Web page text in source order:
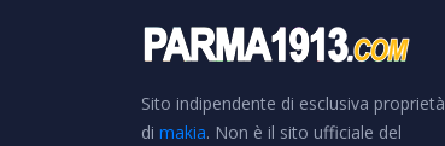
Sito indipendente di esclusiva proprietà
di makia. Non è il sito ufficiale del